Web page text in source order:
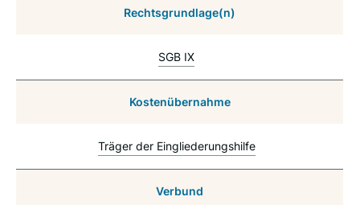
Rechtsgrundlage(n)
SGB IX
Kostenübernahme
Träger der Eingliederungshilfe
Verbund